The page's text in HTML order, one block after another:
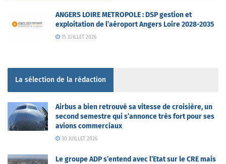
ANGERS LOIRE METROPOLE : DSP gestion et
exploitation de l’aéroport Angers Loire 2028-2035
15 JUILLET 2026
La sélection de la rédaction
Airbus a bien retrouvé sa vitesse de croisière, un
second semestre qui s’annonce très fort pour ses
avions commerciaux
30 JUILLET 2026
Le groupe ADP s’entend avec l’Etat sur le CRE mais